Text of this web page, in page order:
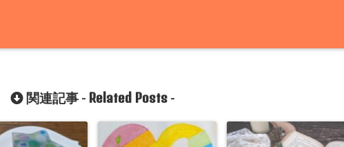
関連記事 - Related Posts-